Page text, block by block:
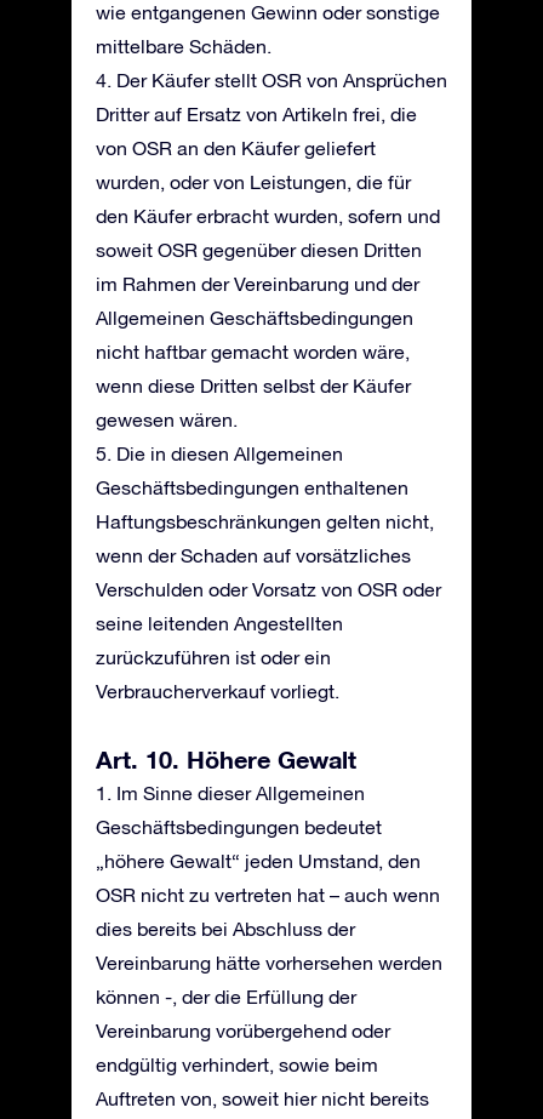
wie entgangenen Gewinn oder sonstige
mittelbare Schäden.
4. Der Käufer stellt OSR von Ansprüchen
Dritter auf Ersatz von Artikeln frei, die
von OSR an den Käufer geliefert
wurden, oder von Leistungen, die für
den Käufer erbracht wurden, sofern und
soweit OSR gegenüber diesen Dritten
im Rahmen der Vereinbarung und der
Allgemeinen Geschäftsbedingungen
nicht haftbar gemacht worden wäre,
wenn diese Dritten selbst der Käufer
gewesen wären.
5. Die in diesen Allgemeinen
Geschäftsbedingungen enthaltenen
Haftungsbeschränkungen gelten nicht,
wenn der Schaden auf vorsätzliches
Verschulden oder Vorsatz von OSR oder
seine leitenden Angestellten
zurückzuführen ist oder ein
Verbraucherverkauf vorliegt.
Art. 10. Höhere Gewalt
1. Im Sinne dieser Allgemeinen
Geschäftsbedingungen bedeutet
„höhere Gewalt“ jeden Umstand, den
OSR nicht zu vertreten hat – auch wenn
dies bereits bei Abschluss der
Vereinbarung hätte vorhersehen werden
können -, der die Erfüllung der
Vereinbarung vorübergehend oder
endgültig verhindert, sowie beim
Auftreten von, soweit hier nicht bereits